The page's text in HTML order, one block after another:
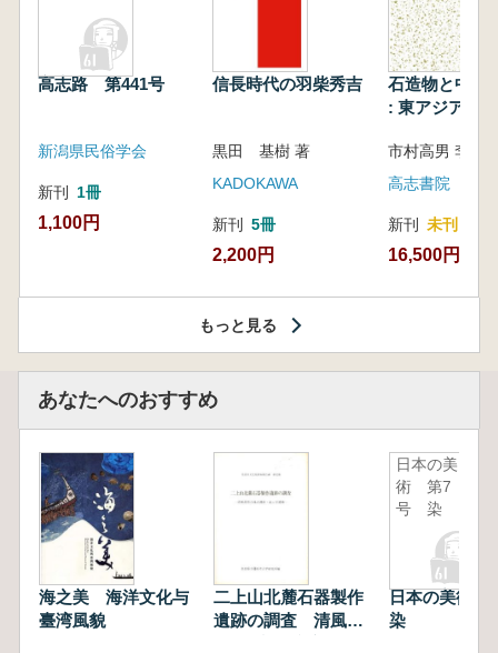
高志路 第441号
新潟県民俗学会
新刊 1冊
1,100円
信長時代の羽柴秀吉
黒田 基樹 著
KADOKAWA
新刊 5冊
2,200円
石造物と中世
: 東アジアと
高志書院
新刊 未刊
16,500円
もっと見る
あなたへのおすすめ
海之美 海洋文化与
臺湾風貌
二上山北麓石器製作
遺跡の調査 清風荘
日本の美
術 第7
号 染
日本の美術
染